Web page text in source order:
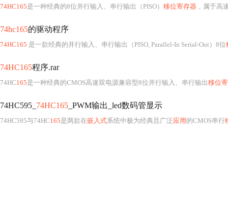
74HC165是一种经典的8位并行输入、串行输出（PISO） 移位寄存器 ，属于高
74hc165的驱动程序
74HC165 是一款经典的并行输入、串行输出（PISO, Parallel-In Serial-Out）8位
74HC165程序.rar
74HC165是一种经典的CMOS高速双电源兼容型8位并行输入、串行输出移位
74HC595_ 74HC165 _PWM输出_led数码管显示
74HC595与74HC165是两款在嵌入式系统中极为经典且广泛 应用 的CMOS串行